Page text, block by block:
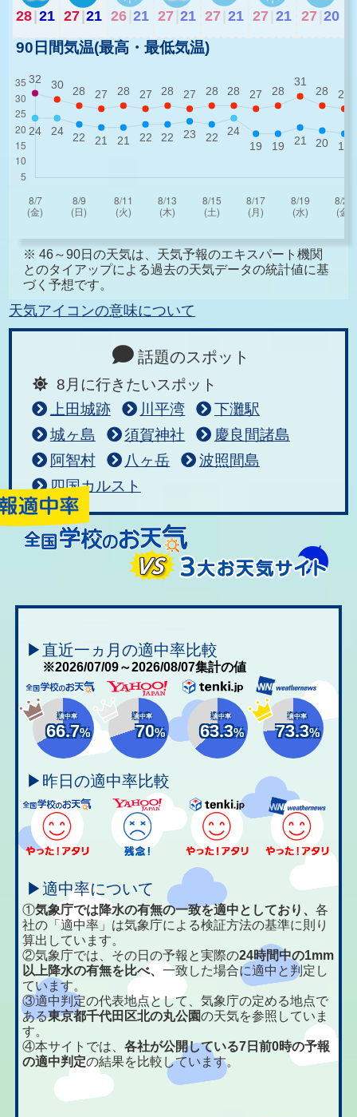
28|21 27|21 26 21 27 21 27 21 27 21 27 20
90日間気温(最高・最低気温)
※ 46～90日の天気は、天気予報のエキスパート機関
とのタイアップによる過去の天気データの統計値に基
づく予想です。
天気アイコンの意味について
話題のスポット
8月に行きたいスポット
上田城跡
川平湾
下灘駅
城ヶ島
須賀神社
慶良間諸島
阿智村
八ヶ岳
波照間島
四国カルスト
▶直近一ヵ月の適中率比較
※2026/07/09～2026/08/07集計の値
適中率
66.7%
適中率
70%
適中率
63.3%
適中率
73.3%
▶昨日の適中率比較
▶適中率について
①気象庁では降水の有無の一致を適中としており、各
社の「適中率」は気象庁による検証方法の基準に則り
算出しています。
②気象庁では、その日の予報と実際の24時間中の1mm
以上降水の有無を比べ、一致した場合に適中と判定し
ています。
③適中判定の代表地点として、気象庁の定める地点で
ある東京都千代田区北の丸公園の天気を参照していま
す。
④本サイトでは、各社が公開している7日前0時の予報
の適中判定の結果を比較しています。